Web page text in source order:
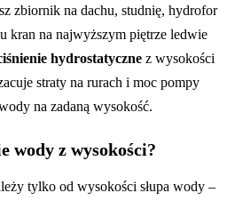
zbiornik na dachu, studnię, hydrofor
kran na najwyższym piętrze ledwie
hydrostatyczne z wysokości
straty na rurach i moc pompy
na zadaną wysokość.
wody z wysokości?
tylko od wysokości słupa wody –